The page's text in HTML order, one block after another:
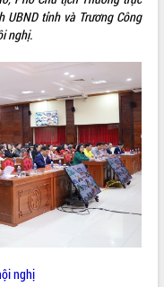
UBND tỉnh và Trương Công
nghị.
nghị